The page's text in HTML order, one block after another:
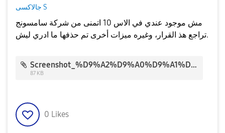
جالاكسى S
مش موجود عندي في الاس 10 اتمنى من شركة سامسونج
تراجع هذ القرار، وغيره ميزات أخرى تم حذفها ما ادري ليش.
Screenshot_%D9%A2%D9%A0%D9%A1%D9%A9%D9%A0%D9%A7%D9%A1%D9%A7-%D9%A1%D9%A4%D9%A1%D9%A3%D9%A3%D9%A2_Accessibility_30716.jpg
87 KB
0 Likes